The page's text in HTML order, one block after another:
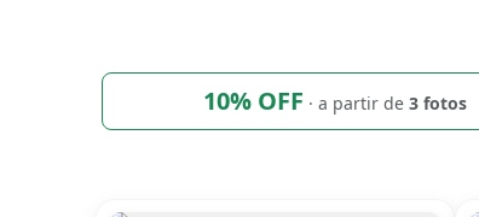
10% OFF · a partir de3 fotos